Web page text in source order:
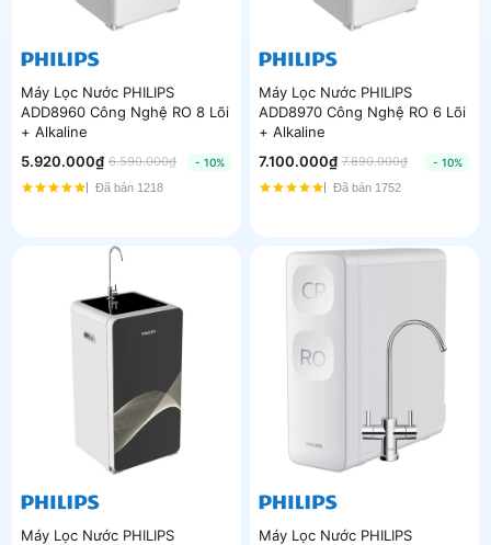
Máy Lọc Nước PHILIPS
ADD8960 Công Nghệ RO 8 Lõi
+ Alkaline
5.920.000₫ 6.590.000₫
- 10%
Đã bán 1218
Máy Lọc Nước PHILIPS
ADD8970 Công Nghệ RO 6 Lõi
+ Alkaline
7.100.000₫ 7.890.000₫
- 10%
Đã bán 1752
Máy Lọc Nước PHILIPS
Máy Lọc Nước PHILIPS